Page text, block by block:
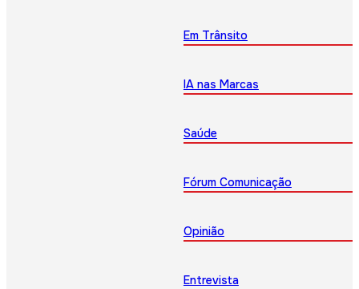
Em Trânsito
IA nas Marcas
Saúde
Fórum Comunicação
Opinião
Entrevista